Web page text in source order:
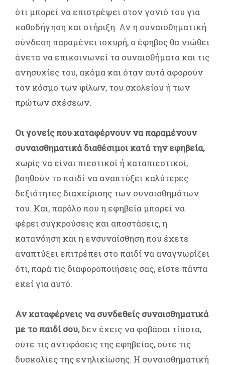
ότι μπορεί να επιστρέψει στον γονιό του για
καθοδήγηση και στήριξη. Αν η συναισθηματική
σύνδεση παραμένει ισχυρή, ο έφηβος θα νιώθει
άνετα να επικοινωνεί τα συναισθήματα και τις
ανησυχίες του, ακόμα και όταν αυτά αφορούν
τον κόσμο των φίλων, του σχολείου ή των
πρώτων σχέσεων.
Οι γονείς που καταφέρνουν να παραμένουν
συναισθηματικά διαθέσιμοι κατά την εφηβεία,
χωρίς να είναι πιεστικοί ή καταπιεστικοί,
βοηθούν το παιδί να αναπτύξει καλύτερες
δεξιότητες διαχείρισης των συναισθημάτων
του. Και, παρόλο που η εφηβεία μπορεί να
φέρει συγκρούσεις και αποστάσεις, η
κατανόηση και η ενσυναίσθηση που έχετε
αναπτύξει επιτρέπει στο παιδί να αναγνωρίζει
ότι, παρά τις διαφοροποιήσεις σας, είστε πάντα
εκεί για αυτό.
Αν καταφέρνεις να συνδεθείς συναισθηματικά
με το παιδί σου,δεν έχεις να φοβάσαι τίποτα,
ούτε τις αντιφάσεις της εφηβείας, ούτε τις
δυσκολίες της ενηλικίωσης. Η συναισθηματική